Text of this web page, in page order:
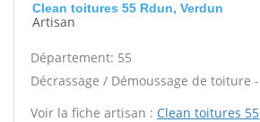
Clean toitures 55 Rdun, Verdun
Artisan
Département: 55
Décrassage / Démoussage de toiture -
Voir la fiche artisan : Clean toitures 55